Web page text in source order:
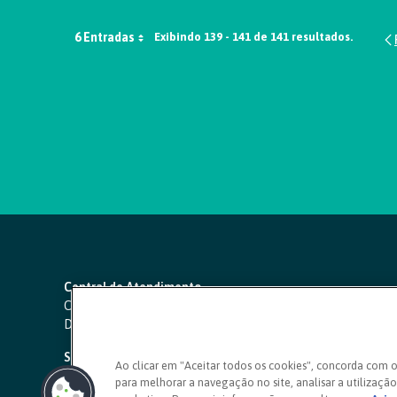
6 Entradas Exibindo 139 - 141 de 141 resultados.
Central de Atendimento
Capitais e regiões metropolitanas:
Demais localidades:
SAC 24 horas
Ouvidoria
Ao clicar em "Aceitar todos os cookies", concorda com
para melhorar a navegação no site, analisar a